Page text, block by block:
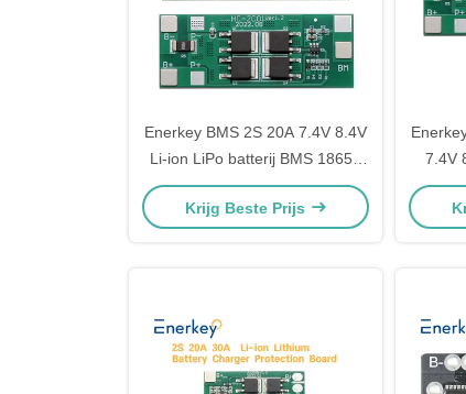
Enerkey BMS 2S 20A 7.4V 8.4V
Li-ion LiPo batterij BMS 18650
Charger Protection Board voor
elektrische motorfiets
Krijg Beste Prijs
7.4V